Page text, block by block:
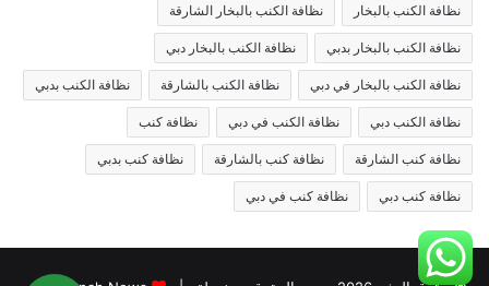
نظافة الكنب بالبخار نظافة الكنب بالبخار الشارقة
نظافة الكنب بالبخار بدبي نظافة الكنب بالبخار دبي
نظافة الكنب بالبخار في دبي نظافة الكنب بالشارقة نظافة الكنب بدبي
نظافة الكنب دبي نظافة الكنب في دبي نظافة كنب
نظافة كنب الشارقة نظافة كنب بالشارقة نظافة كنب بدبي
نظافة كنب دبي نظافة كنب في دبي